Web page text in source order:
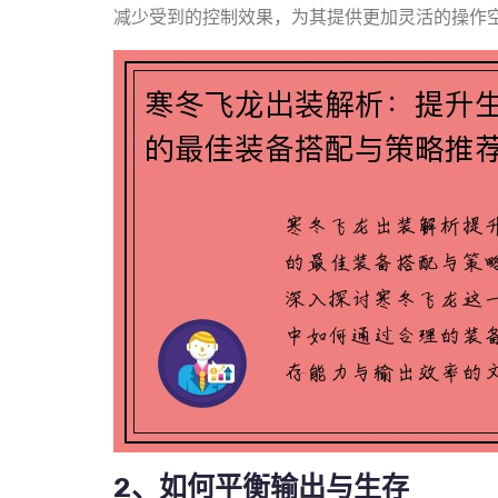
减少受到的控制效果，为其提供更加灵活的操作
2、如何平衡输出与生存